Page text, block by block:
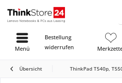
Bestellung
widerrufen
Menü
Übersicht ThinkPad T540p,